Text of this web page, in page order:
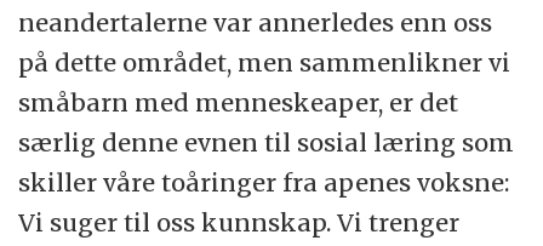
neandertalerne var annerledes enn oss
på dette området, men sammenlikner vi
småbarn med menneskeaper, er det
særlig denne evnen til sosial læring som
skiller våre toåringer fra apenes voksne:
Vi suger til oss kunnskap. Vi trenger